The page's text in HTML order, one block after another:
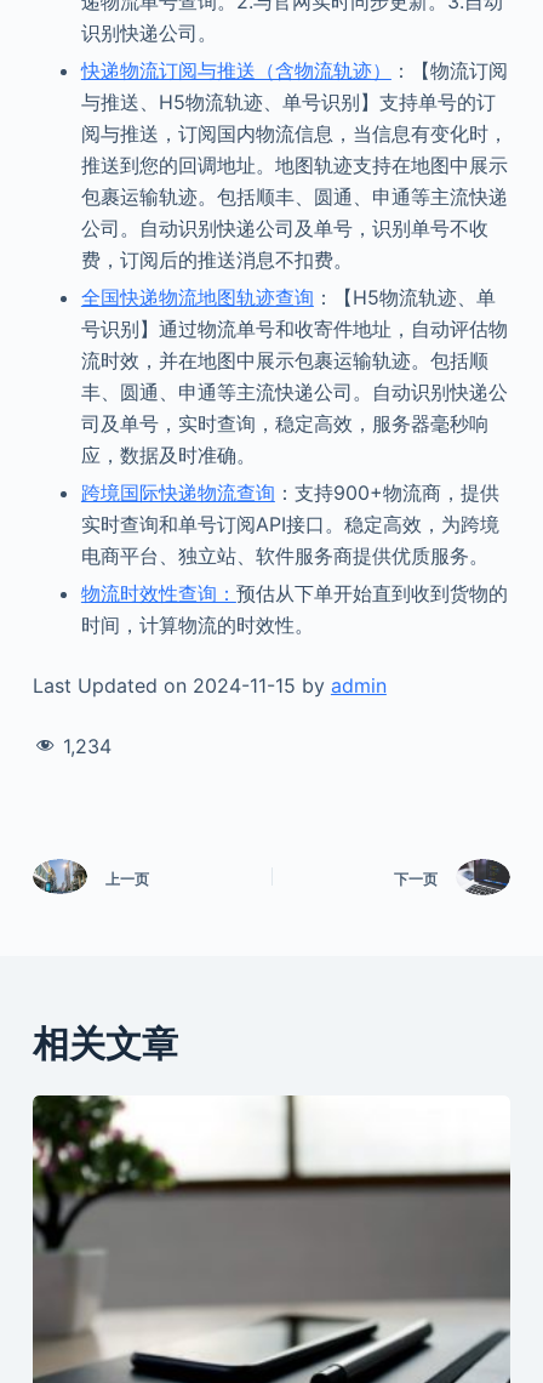
识别快递公司。
快递物流订阅与推送（含物流轨迹）
：【物流订阅
与推送、H5物流轨迹、单号识别】支持单号的订
阅与推送，订阅国内物流信息，当信息有变化时，
推送到您的回调地址。地图轨迹支持在地图中展示
包裹运输轨迹。包括顺丰、圆通、申通等主流快递
公司。自动识别快递公司及单号，识别单号不收
费，订阅后的推送消息不扣费。
全国快递物流地图轨迹查询 ：【H5物流轨迹、单
号识别】通过物流单号和收寄件地址，自动评估物
流时效，并在地图中展示包裹运输轨迹。包括顺
丰、圆通、申通等主流快递公司。自动识别快递公
司及单号，实时查询，稳定高效，服务器毫秒响
应，数据及时准确。
跨境国际快递物流查询 ：支持900+物流商，提供
实时查询和单号订阅API接口。稳定高效，为跨境
电商平台、独立站、软件服务商提供优质服务。
物流时效性查询： 预估从下单开始直到收到货物的
时间，计算物流的时效性。
Last Updated on 2024-11-15 by admin
1,234
上一页 下一页
相关文章